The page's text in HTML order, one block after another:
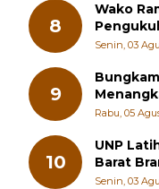
8
Wako
Pengukuhan
LMKB
Senin, 03
9
Cup 2026
Rabu, 05
10
UNP
Barat
Senin, 03